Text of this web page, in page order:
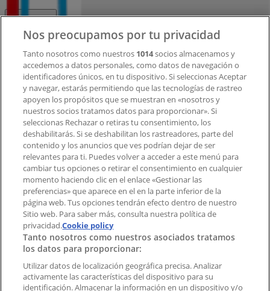
Contacto comercial y de marketing
Tienda mal colocada en el mapa
Notificar un folleto
¿Encontraste un problema en la web o en la
aplicación?
Índices
Marcas
Marcas locales
Negocios
Negocios cercanos
Productos
Productos locales
Ciudades
Nos preocupamos por tu privacidad
Tanto nosotros como nuestros 1014socios almacenamos y
accedemos a datos personales, como datos de navegación o
identificadores únicos, en tu dispositivo. Si seleccionas Aceptar
y navegar, estarás permitiendo que las tecnologías de rastreo
apoyen los propósitos que se muestran en «nosotros y
nuestros socios tratamos datos para proporcionar». Si
seleccionas Rechazar o retiras tu consentimiento, los
deshabilitarás. Si se deshabilitan los rastreadores, parte del
contenido y los anuncios que ves podrían dejar de ser
relevantes para ti. Puedes volver a acceder a este menú para
cambiar tus opciones o retirar el consentimiento en cualquier
momento haciendo clic en el enlace «Gestionar las
preferencias» que aparece en el en la parte inferior de la
página web. Tus opciones tendrán efecto dentro de nuestro
Sitio web. Para saber más, consulta nuestra política de
privacidad.Cookie policy
Tanto nosotros como nuestros asociados tratamos
los datos para proporcionar:
Utilizar datos de localización geográfica precisa. Analizar
activamente las características del dispositivo para su
identificación. Almacenar la información en un dispositivo y/o